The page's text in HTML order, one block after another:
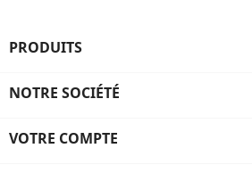
PRODUITS
NOTRE SOCIÉTÉ
VOTRE COMPTE